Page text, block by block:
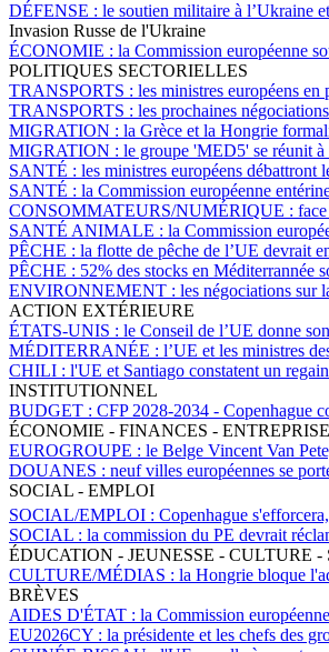
DÉFENSE : le soutien militaire à l’Ukraine
Invasion Russe de l'Ukraine
ÉCONOMIE : la Commission européenne
POLITIQUES SECTORIELLES
TRANSPORTS : les ministres européens en
TRANSPORTS : les prochaines
MIGRATION : la Grèce et la Hongrie
MIGRATION : le groupe 'MED5' se réunit
SANTÉ : les ministres européens débattront
SANTÉ : la Commission européenne
CONSOMMATEURS/NUMÉRIQUE :
SANTÉ ANIMALE : la Commission
PÊCHE : la flotte de pêche de l’UE devrait
PÊCHE : 52% des stocks en Méditerrannée
ENVIRONNEMENT : les négociations sur
ACTION EXTÉRIEURE
ÉTATS-UNIS : le Conseil de l’UE donne
MÉDITERRANÉE : l’UE et les ministres
CHILI : l'UE et Santiago constatent un
INSTITUTIONNEL
BUDGET : CFP 2028-2034 - Copenhague
ÉCONOMIE - FINANCES -
EUROGROUPE : le Belge Vincent Van
DOUANES : neuf villes européennes se
SOCIAL - EMPLOI
SOCIAL/EMPLOI : Copenhague
SOCIAL : la commission du PE devrait
ÉDUCATION - JEUNESSE - CULTURE -
CULTURE/MÉDIAS : la Hongrie bloque
BRÈVES
AIDES D'ÉTAT : la Commission
EU2026CY : la présidente et les chefs des